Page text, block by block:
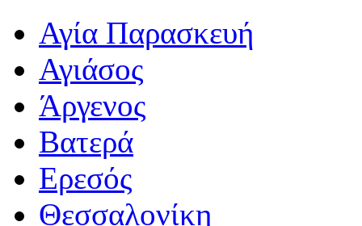
Αγία Παρασκευή
Αγιάσος
Άργενος
Βατερά
Ερεσός
Θεσσαλονίκη